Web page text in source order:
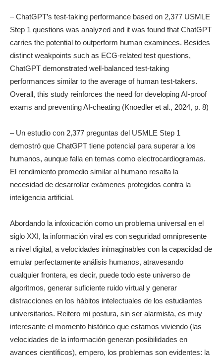
– ChatGPT’s test-taking performance based on 2,377 USMLE
Step 1 questions was analyzed and it was found that ChatGPT
carries the potential to outperform human examinees. Besides
distinct weakpoints such as ECG-related test questions,
ChatGPT demonstrated well-balanced test-taking
performances similar to the average of human test-takers.
Overall, this study reinforces the need for developing AI-proof
exams and preventing AI-cheating (Knoedler et al., 2024, p. 8)
– Un estudio con 2,377 preguntas del USMLE Step 1
demostró que ChatGPT tiene potencial para superar a los
humanos, aunque falla en temas como electrocardiogramas.
El rendimiento promedio similar al humano resalta la
necesidad de desarrollar exámenes protegidos contra la
inteligencia artificial.
Abordando la infoxicación como un problema universal en el
siglo XXI, la información viral es con seguridad omnipresente
a nivel digital, a velocidades inimaginables con la capacidad de
emular perfectamente análisis humanos, atravesando
cualquier frontera, es decir, puede todo este universo de
algoritmos, generar suficiente ruido virtual y generar
distracciones en los hábitos intelectuales de los estudiantes
universitarios. Reitero mi postura, sin ser alarmista, es muy
interesante el momento histórico que estamos viviendo (las
velocidades de la información generan posibilidades en
avances científicos), empero, los problemas son evidentes: la